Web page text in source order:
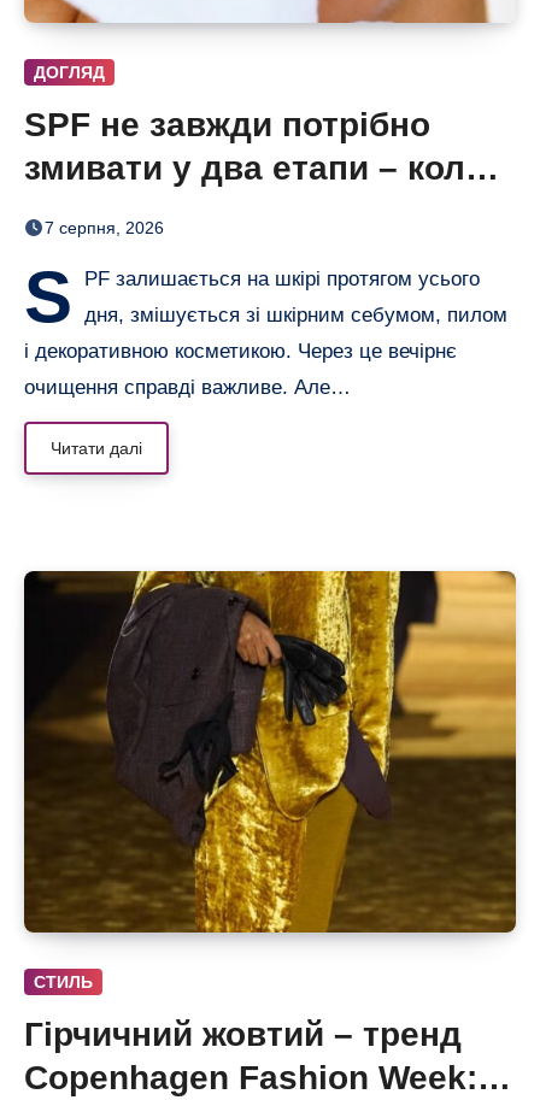
ДОГЛЯД
SPF не завжди потрібно
змивати у два етапи – коли
одного очищення достатньо
7 серпня, 2026
S
PF залишається на шкірі протягом усього
дня, змішується зі шкірним себумом, пилом
і декоративною косметикою. Через це вечірнє
очищення справді важливе. Але…
Читати далі
СТИЛЬ
Гірчичний жовтий – тренд
Copenhagen Fashion Week: 6